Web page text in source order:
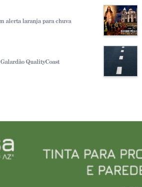
alerta laranja para chuva
QualityCoast